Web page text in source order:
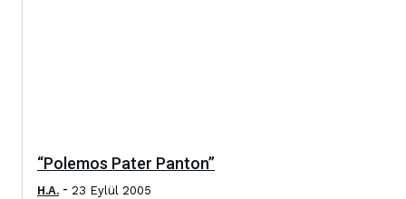
“Polemos Pater Panton”
H.A. - 23 Eylül 2005